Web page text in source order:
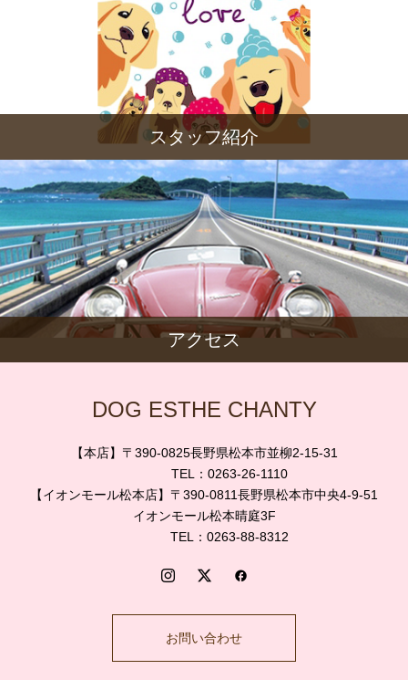
スタッフ紹介
アクセス
DOG ESTHE CHANTY
【本店】〒390-0825長野県松本市並柳2-15-31
TEL：0263-26-1110
【イオンモール松本店】〒390-0811長野県松本市中央4-9-51
イオンモール松本晴庭3F
TEL：0263-88-8312
お問い合わせ